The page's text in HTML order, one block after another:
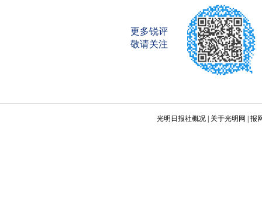
更多锐评
敬请关注
光明日报社概况 关于光明网 报